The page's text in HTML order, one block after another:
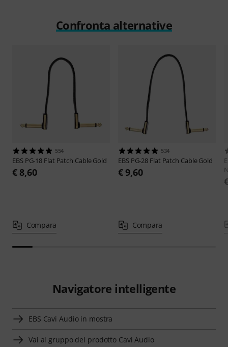
Confronta alternative
554
EBS PG-18 Flat Patch Cable Gold
€ 8,60
Compara
534
EBS PG-28 Flat Patch Cable Gold
€ 9,60
Compara
Navigatore intelligente
EBS Cavi Audio in mostra
Vai al gruppo del prodotto Cavi Audio